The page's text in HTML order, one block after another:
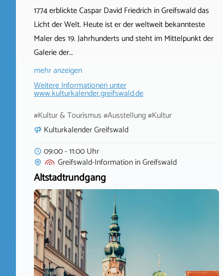
1774 erblickte Caspar David Friedrich in Greifswald das
Licht der Welt. Heute ist er der weltweit bekannteste
Maler des 19. Jahrhunderts und steht im Mittelpunkt der
Galerie der…
mehr anzeigen
Weitere Informationen unter
www.kulturkalender.greifswald.de
#Kultur & Tourismus #Ausstellung #Kultur
Kulturkalender Greifswald
09:00 - 11:00 Uhr
Greifswald-InformationinGreifswald
Altstadtrundgang